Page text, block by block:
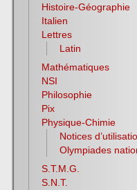
Histoire-Géographie
Italien
Lettres
Latin
Mathématiques
NSI
Philosophie
Pix
Physique-Chimie
Notices
Olympiades
S.T.M.G.
S.N.T.